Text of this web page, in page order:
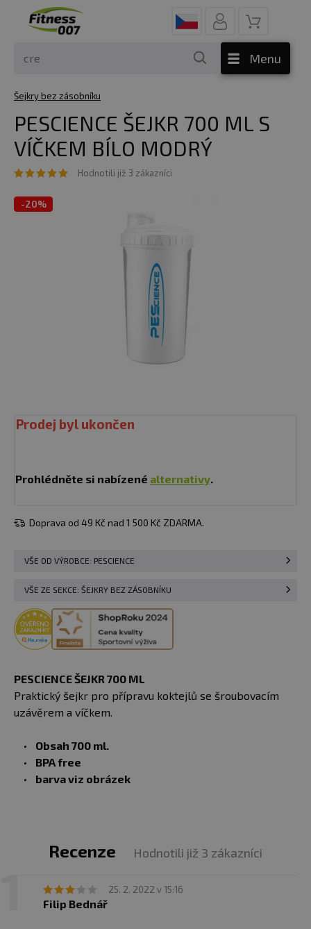
Menu
Šejkry bez zásobníku
PESCIENCE ŠEJKR 700 ML S
VÍČKEM BÍLO MODRÝ
Hodnotili již 3 zákazníci
-20%
Prodej byl ukončen
Prohlédněte si nabízené alternativy.
Doprava od 49 Kč nad 1 500 Kč ZDARMA.
VŠE OD VÝROBCE: PESCIENCE
VŠE ZE SEKCE: ŠEJKRY BEZ ZÁSOBNÍKU
PESCIENCE ŠEJKR 700 ML
Praktický šejkr pro přípravu koktejlů se šroubovacím
uzávěrem a víčkem.
Obsah 700 ml.
BPA free
barva viz obrázek
Recenze Hodnotili již 3 zákazníci
25. 2. 2022 v 15:16
Filip Bednář